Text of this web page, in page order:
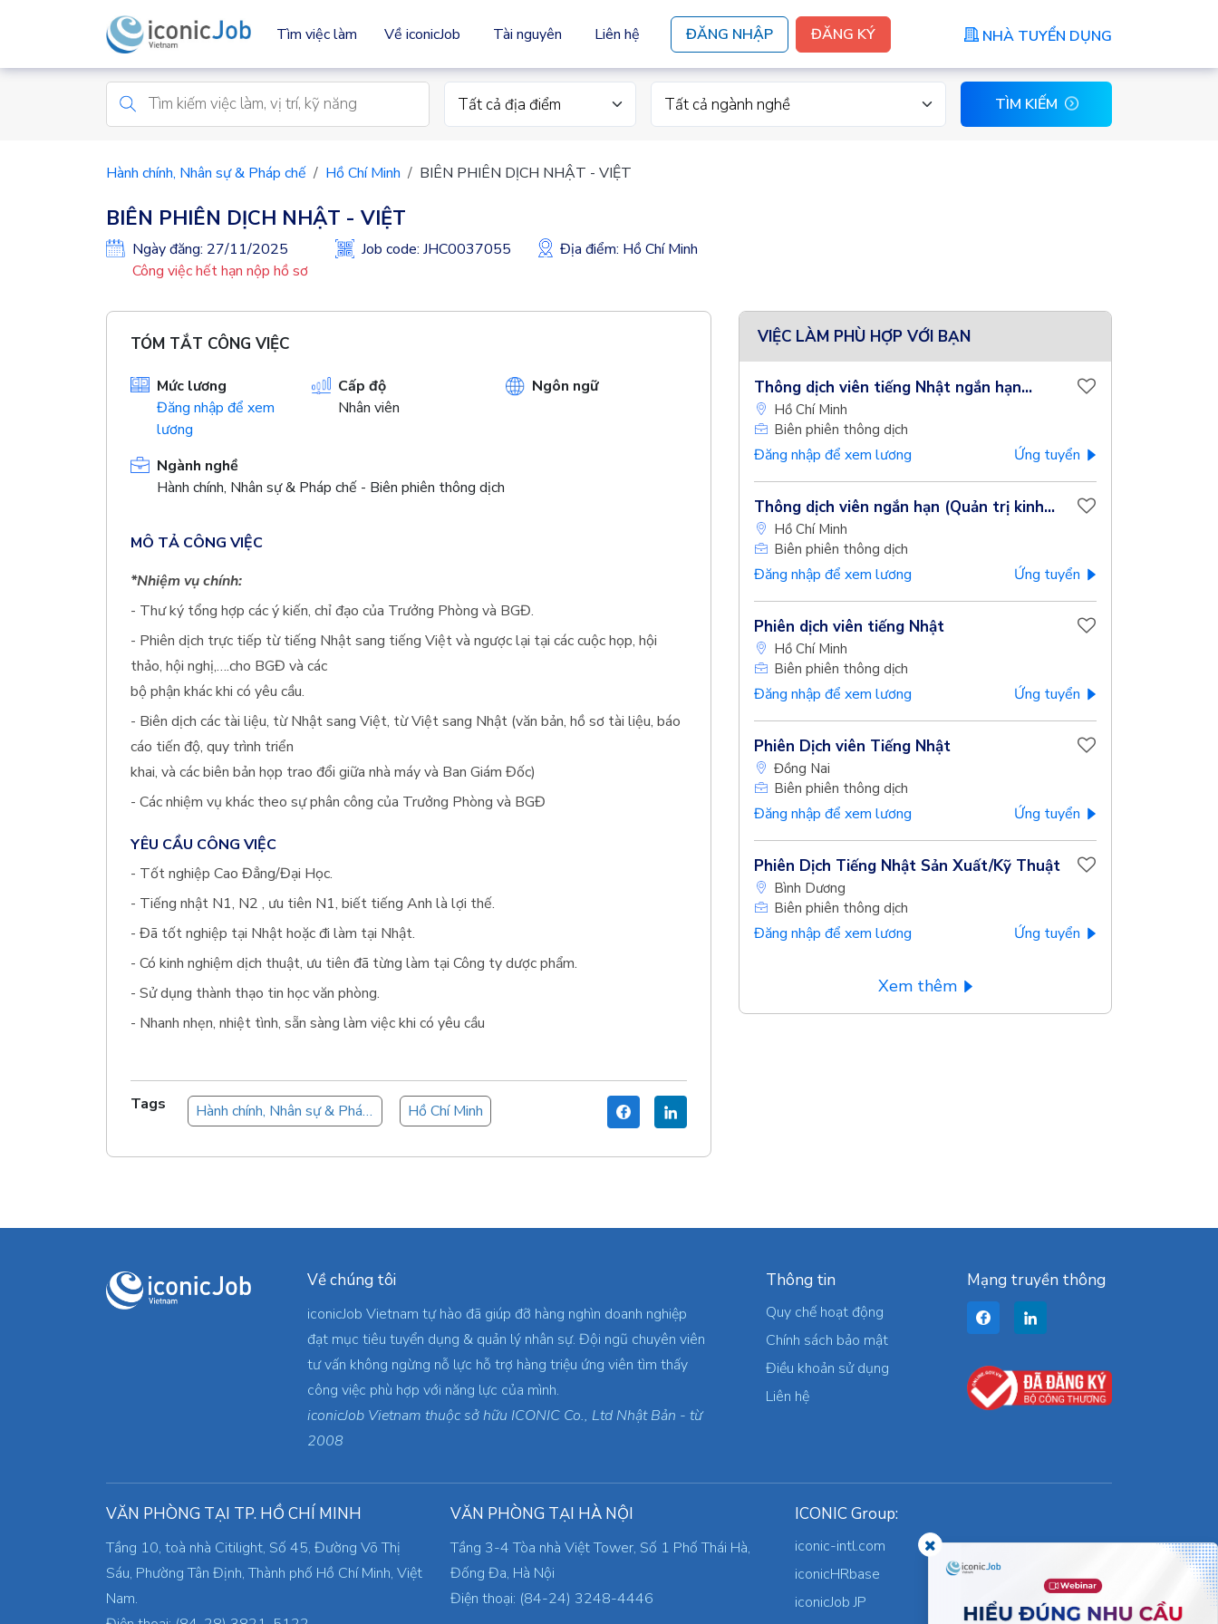
ĐĂNG NHẬP ĐĂNG KÝ NHÀ TUYỂN DỤNG
Tìm việc làm Về iconicJob Tài nguyên Liên hệ
Tất cả địa điểm Tất cả ngành nghề TÌM KIẾM
Hành chính, Nhân sự & Pháp chế Hồ Chí Minh BIÊN PHIÊN DỊCH NHẬT - VIỆT
BIÊN PHIÊN DỊCH NHẬT - VIỆT
Ngày đăng: 27/11/2025
Công việc hết hạn nộp hồ sơ
Job code: JHC0037055 Địa điểm: Hồ Chí Minh
TÓM TẮT CÔNG VIỆC
Mức lương
Đăng nhập để xem
lương
Cấp độ
Nhân viên
Ngôn ngữ
Ngành nghề
Hành chính, Nhân sự & Pháp chế - Biên phiên thông dịch
MÔ TẢ CÔNG VIỆC
*Nhiệm vụ chính:
- Thư ký tổng hợp các ý kiến, chỉ đạo của Trưởng Phòng và BGĐ.
- Phiên dịch trực tiếp từ tiếng Nhật sang tiếng Việt và ngược lại tại các cuộc họp, hội
thảo, hội nghị,….cho BGĐ và các
bộ phận khác khi có yêu cầu.
- Biên dịch các tài liệu, từ Nhật sang Việt, từ Việt sang Nhật (văn bản, hồ sơ tài liệu, báo
cáo tiến độ, quy trình triển
khai, và các biên bản họp trao đổi giữa nhà máy và Ban Giám Đốc)
- Các nhiệm vụ khác theo sự phân công của Trưởng Phòng và BGĐ
YÊU CẦU CÔNG VIỆC
- Tốt nghiệp Cao Đẳng/Đại Học.
- Tiếng nhật N1, N2 , ưu tiên N1, biết tiếng Anh là lợi thế.
- Đã tốt nghiệp tại Nhật hoặc đi làm tại Nhật.
- Có kinh nghiệm dịch thuật, ưu tiên đã từng làm tại Công ty dược phẩm.
- Sử dụng thành thạo tin học văn phòng.
- Nhanh nhẹn, nhiệt tình, sẵn sàng làm việc khi có yêu cầu
Tags Hành chính, Nhân sự & Pháp chế Hồ Chí Minh
VIỆC LÀM PHÙ HỢP VỚI BẠN
Thông dịch viên tiếng Nhật ngắn hạn...
Hồ Chí Minh
Biên phiên thông dịch
Đăng nhập để xem lương Ứng tuyển
Thông dịch viên ngắn hạn (Quản trị kinh...
Hồ Chí Minh
Biên phiên thông dịch
Đăng nhập để xem lương Ứng tuyển
Phiên dịch viên tiếng Nhật
Hồ Chí Minh
Biên phiên thông dịch
Đăng nhập để xem lương Ứng tuyển
Phiên Dịch viên Tiếng Nhật
Đồng Nai
Biên phiên thông dịch
Đăng nhập để xem lương Ứng tuyển
Phiên Dịch Tiếng Nhật Sản Xuất/Kỹ Thuật
Bình Dương
Biên phiên thông dịch
Đăng nhập để xem lương Ứng tuyển
Xem thêm
Về chúng tôi
iconicJob Vietnam tự hào đã giúp đỡ hàng nghìn doanh nghiệp
đạt mục tiêu tuyển dụng & quản lý nhân sự. Đội ngũ chuyên viên
tư vấn không ngừng nỗ lực hỗ trợ hàng triệu ứng viên tìm thấy
công việc phù hợp với năng lực của mình.
iconicJob Vietnam thuộc sở hữu ICONIC Co., Ltd Nhật Bản - từ
2008
Thông tin
Quy chế hoạt động
Chính sách bảo mật
Điều khoản sử dụng
Liên hệ
Mạng truyền thông
VĂN PHÒNG TẠI TP. HỒ CHÍ MINH
Tầng 10, toà nhà Citilight, Số 45, Đường Võ Thị
Sáu, Phường Tân Định, Thành phố Hồ Chí Minh, Việt
Nam.
VĂN PHÒNG TẠI HÀ NỘI
Tầng 3-4 Tòa nhà Việt Tower, Số 1 Phố Thái Hà,
Đống Đa, Hà Nội
Điện thoại: (84-24) 3248-4446
ICONIC Group:
iconic-intl.com
iconicHRbase
iconicJob JP